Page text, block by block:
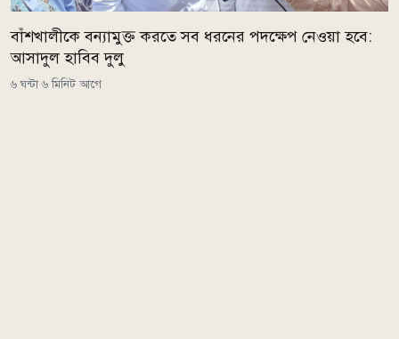
বাঁশখালীকে বন্যামুক্ত করতে সব ধরনের পদক্ষেপ নেওয়া হবে:
আসাদুল হাবিব দুলু
৬ ঘন্টা ৬ মিনিট আগে